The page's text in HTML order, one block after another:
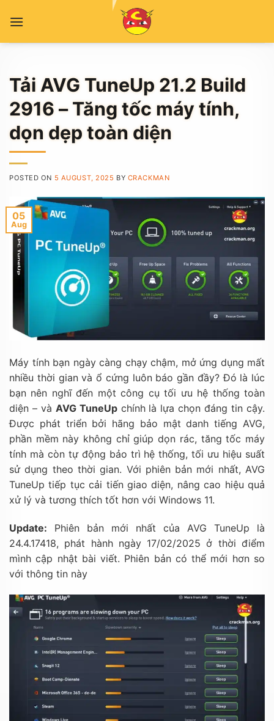
Tải AVG TuneUp 21.2 Build
2916 – Tăng tốc máy tính,
dọn dẹp toàn diện
POSTED ON 5 AUGUST, 2025 BY CRACKMAN
05
Aug
Máy tính bạn ngày càng chạy chậm, mở ứng dụng mất
nhiều thời gian và ổ cứng luôn báo gần đầy? Đó là lúc
bạn nên nghĩ đến một công cụ tối ưu hệ thống toàn
diện – và AVG TuneUpchính là lựa chọn đáng tin cậy.
Được phát triển bởi hãng bảo mật danh tiếng AVG,
phần mềm này không chỉ giúp dọn rác, tăng tốc máy
tính mà còn tự động bảo trì hệ thống, tối ưu hiệu suất
sử dụng theo thời gian. Với phiên bản mới nhất, AVG
TuneUp tiếp tục cải tiến giao diện, nâng cao hiệu quả
xử lý và tương thích tốt hơn với Windows 11.
Update: Phiên bản mới nhất của AVG TuneUp là
24.4.17418, phát hành ngày 17/02/2025 ở thời điểm
mình cập nhật bài viết. Phiên bản có thể mới hơn so
với thông tin này